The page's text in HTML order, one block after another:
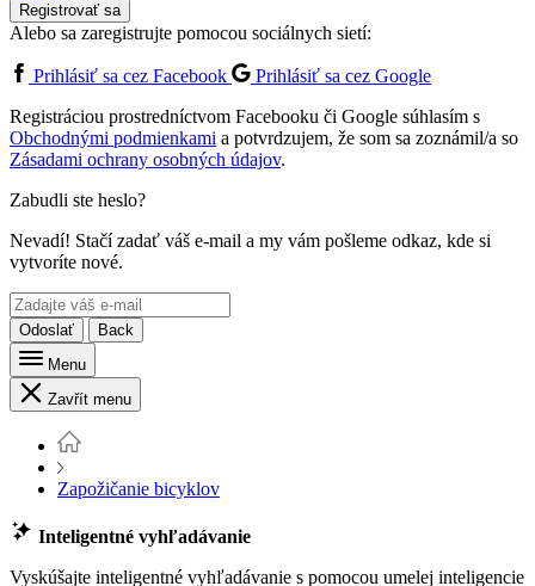
Registrovať sa
Alebo sa zaregistrujte pomocou sociálnych sietí:
Prihlásiť sa cez Facebook
Prihlásiť sa cez Google
Registráciou prostredníctvom Facebooku či Google súhlasím s
Obchodnými podmienkami a potvrdzujem, že som sa zoznámil/a so
Zásadami ochrany osobných údajov.
Zabudli ste heslo?
Nevadí! Stačí zadať váš e-mail a my vám pošleme odkaz, kde si
vytvoríte nové.
Odoslať
Back
Menu
Zavřít menu
Zapožičanie bicyklov
Inteligentné vyhľadávanie
Vyskúšajte inteligentné vyhľadávanie s pomocou umelej inteligencie